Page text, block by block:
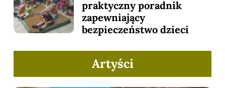
praktyczny poradnik
zapewniający
bezpieczeństwo dzieci
Artyści